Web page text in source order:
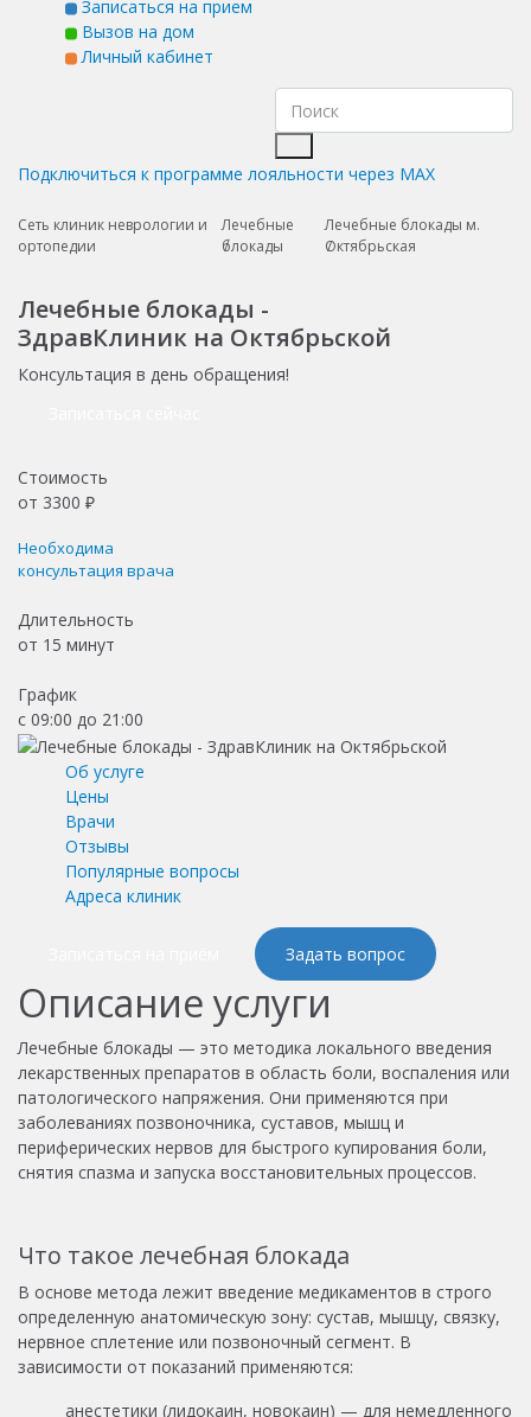
Записаться на прием
Вызов на дом
Личный кабинет
Подключиться к программе лояльности через MAX
Сеть клиник неврологии и
ортопедии
Лечебные
блокады
Лечебные блокады м.
Октябрьская
Лечебные блокады -
ЗдравКлиник на Октябрьской
Консультация в день обращения!
Стоимость
от 3300 ₽
Необходима
консультация врача
Длительность
от 15 минут
График
с 09:00 до 21:00
Об услуге
Цены
Врачи
Отзывы
Популярные вопросы
Адреса клиник
Задать вопрос
Описание услуги
Лечебные блокады — это методика локального введения
лекарственных препаратов в область боли, воспаления или
патологического напряжения. Они применяются при
заболеваниях позвоночника, суставов, мышц и
периферических нервов для быстрого купирования боли,
снятия спазма и запуска восстановительных процессов.
Что такое лечебная блокада
В основе метода лежит введение медикаментов в строго
определенную анатомическую зону: сустав, мышцу, связку,
нервное сплетение или позвоночный сегмент. В
зависимости от показаний применяются:
анестетики (лидокаин, новокаин) — для немедленного